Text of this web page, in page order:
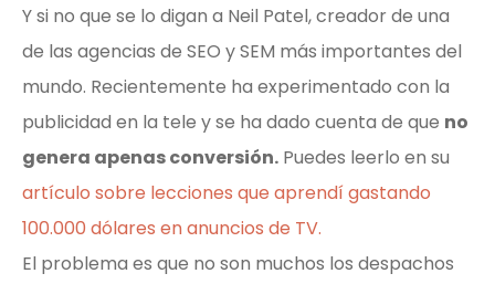
Y si no que se lo digan a Neil Patel, creador de una
de las agencias de SEO y SEM más importantes del
mundo. Recientemente ha experimentado con la
publicidad en la tele y se ha dado cuenta de que no
genera apenas conversión. Puedes leerlo en su
artículo sobre lecciones que aprendí gastando
100.000 dólares en anuncios de TV.
El problema es que no son muchos los despachos